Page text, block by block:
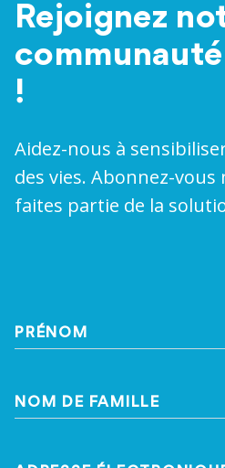
Rejoignez
!
Aidez-nous à
des vies. Abonnez-
faites partie de la
PRÉNOM
NOM DE FAMILLE